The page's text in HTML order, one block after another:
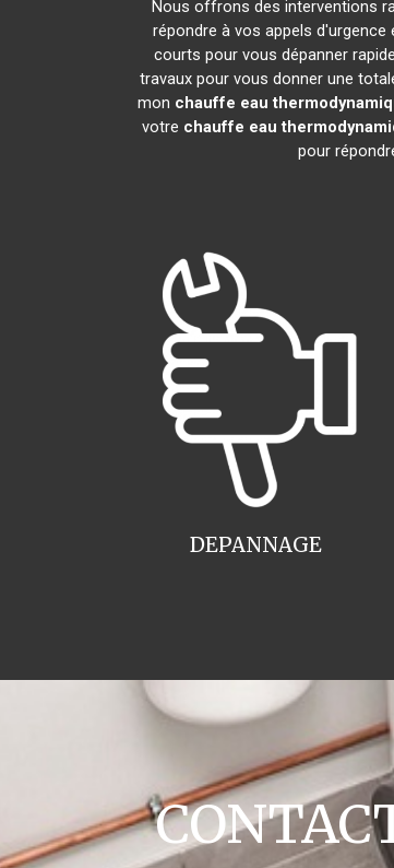
Nous offrons des interventions
répondre à vos appels
courts pour vous dépanner
travaux pour vous donner une
mon chauffe eau
votre chauffe eau
pour
DEPANNAGE